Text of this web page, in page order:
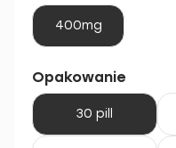
400mg
Opakowanie
30 pill